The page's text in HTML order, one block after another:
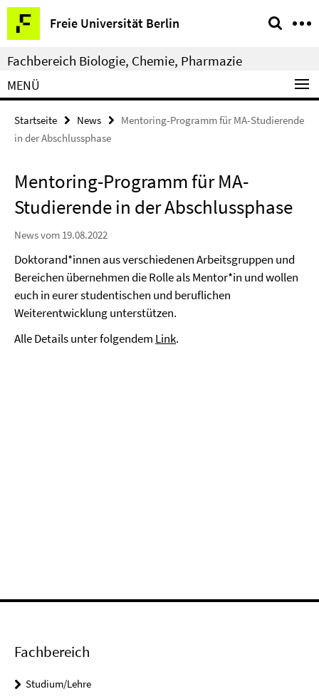
Springe
direkt
zu
Inhalt
Freie Universität Berlin
Service-
Navigation
Fachbereich Biologie, Chemie, Pharmazie
MENÜ
Startseite News
Mentoring-Programm für MA-Studierende
in der Abschlussphase
Mentoring-Programm für MA-
Studierende in der Abschlussphase
News vom 19.08.2022
Doktorand*innen aus verschiedenen Arbeitsgruppen und
Bereichen übernehmen die Rolle als Mentor*in und wollen
euch in eurer studentischen und beruflichen
Weiterentwicklung unterstützen.
Alle Details unter folgendem Link.
Fachbereich
Studium/Lehre